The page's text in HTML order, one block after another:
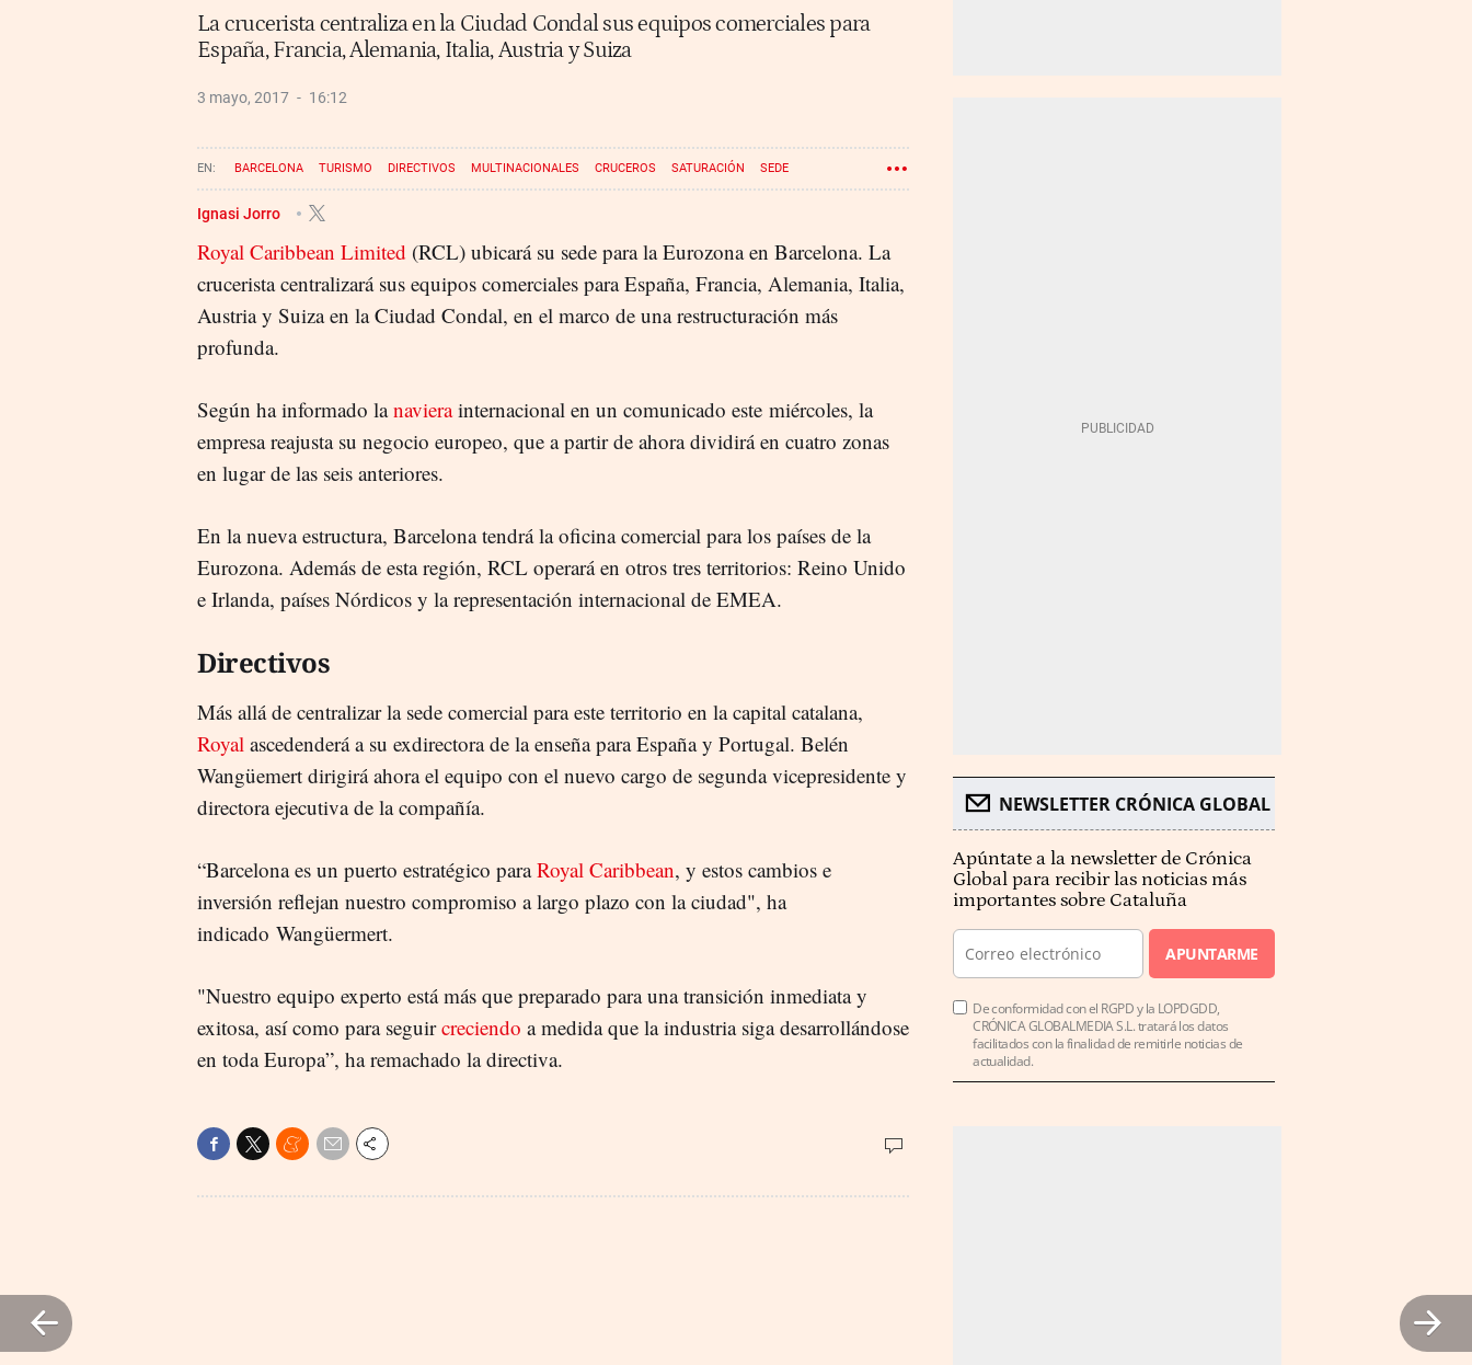
La crucerista centraliza en la Ciudad Condal sus equipos comerciales para
España, Francia, Alemania, Italia, Austria y Suiza
3 mayo, 2017 16:12
BARCELONA TURISMO DIRECTIVOS MULTINACIONALES CRUCEROS SATURACIÓN SEDE
Ignasi Jorro
Royal Caribbean Limited (RCL) ubicará su sede para la Eurozona en Barcelona. La
crucerista centralizará sus equipos comerciales para España, Francia, Alemania, Italia,
Austria y Suiza en la Ciudad Condal, en el marco de una restructuración más
profunda.
Según ha informado lanavierainternacional en un comunicado este miércoles, la
empresa reajusta su negocio europeo, que a partir de ahora dividirá en cuatro zonas
en lugar de las seis anteriores.
En la nueva estructura, Barcelona tendrá la oficina comercial para los países de la
Eurozona. Además de esta región, RCL operará en otros tres territorios: Reino Unido
e Irlanda, países Nórdicos y la representación internacional de EMEA.
Directivos
Más allá de centralizar la sede comercial para este territorio en la capital catalana,
Royal ascedenderá a su exdirectora de la enseña para España y Portugal. Belén
Wangüemert dirigirá ahora el equipo con el nuevo cargo de segunda vicepresidente y
directora ejecutiva de la compañía.
“Barcelona es un puerto estratégico paraRoyal Caribbean, y estos cambios e
inversión reflejan nuestro compromiso a largo plazo con la ciudad", ha
indicado Wangüermert.
"Nuestro equipo experto está más que preparado para una transición inmediata y
exitosa, así como para seguircreciendo a medida que la industria siga desarrollándose
en toda Europa”, ha remachado la directiva.
NEWSLETTER CRÓNICA GLOBAL
Apúntate a la newsletter de Crónica
Global para recibir las noticias más
importantes sobre Cataluña
APUNTARME
De conformidad con el RGPD y la LOPDGDD,
CRÓNICA GLOBALMEDIA S.L. tratará los datos
facilitados con la finalidad de remitirle noticias de
actualidad.